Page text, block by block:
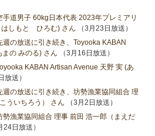
手道男子 60kg日本代表 2023年プレミアリ
はしもと ひろむ) さん （3月23日放送）
週の放送に引き続き、Toyooka KABAN
の みのる) さん （3月16日放送）
KABAN Artisan Avenue 天野 実 (あ
放送）
週の放送に引き続き、坊勢漁業協同組合 理
ういちろう） さん （3月2日放送）
勢漁業協同組合 理事 前田 浩一郎（まえだ
24日放送）